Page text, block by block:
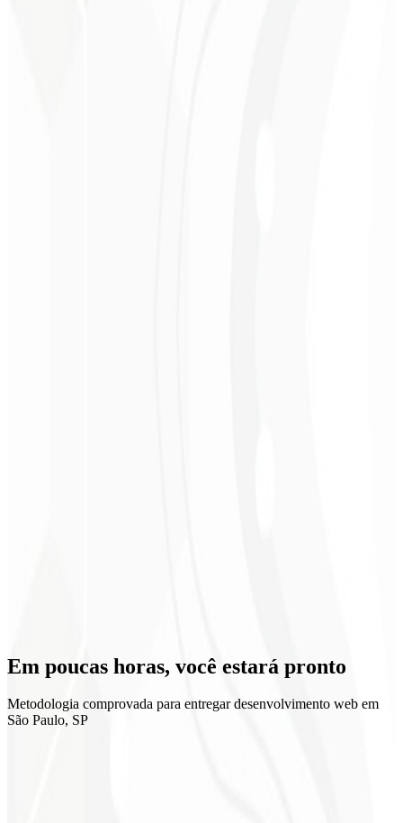
Escalabilidade
Em poucas horas, você estará pronto
Metodologia comprovada para entregar desenvolvimento web em
São Paulo, SP